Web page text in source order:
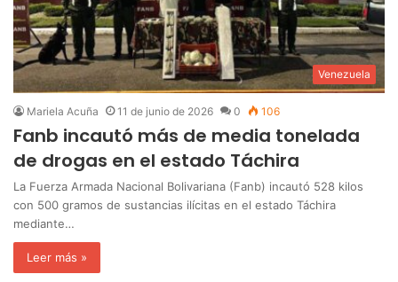
Venezuela
Mariela Acuña 11 de junio de 2026 0 106
Fanb incautó más de media tonelada
de drogas en el estado Táchira
La Fuerza Armada Nacional Bolivariana (Fanb) incautó 528 kilos
con 500 gramos de sustancias ilícitas en el estado Táchira
mediante…
Leer más »